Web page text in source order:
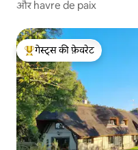
और havre de paix
गेस्ट्स का टॉप फ़ेवरेट
गेस्ट्स की फ़ेवरेट